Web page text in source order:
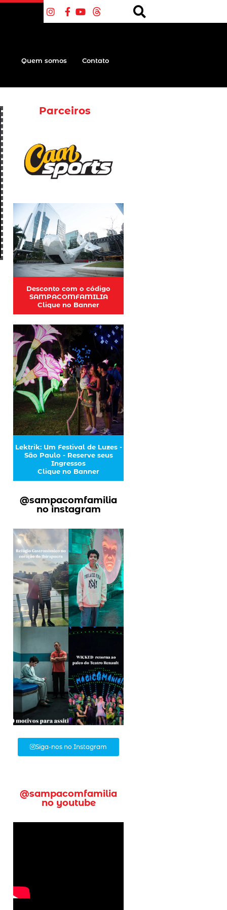
Quem somos Contato
Parceiros
Desconto com o código
SAMPACOMFAMILIA
Clique no Banner
Lektrik: Um Festival de Luzes -
São Paulo - Reserve seus
Ingressos
Clique no Banner
@sampacomfamilia
no instagram
Siga-nos no Instagram
@sampacomfamilia
no youtube